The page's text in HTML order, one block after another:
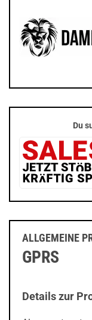
Du
ALLGEMEINE
GPRS
Details zur